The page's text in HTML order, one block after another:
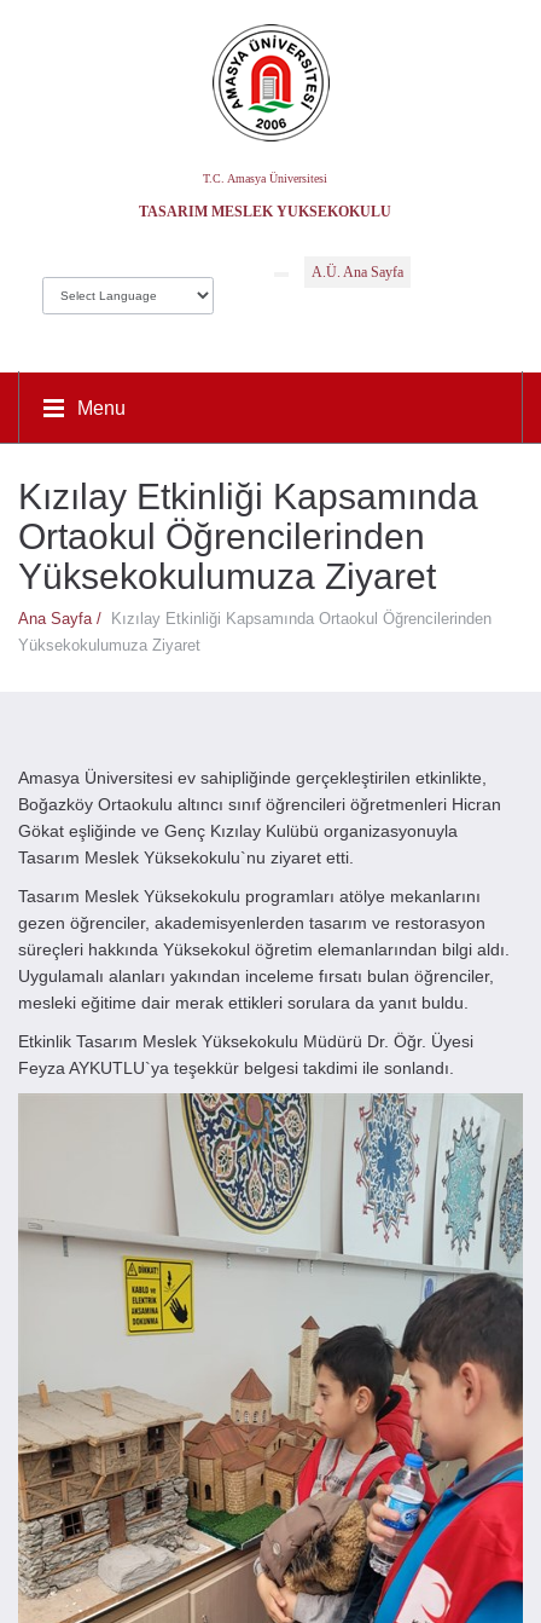
T.C. Amasya Üniversitesi
TASARIM MESLEK YÜKSEKOKULU
A.Ü. Ana Sayfa
Menu
Kızılay Etkinliği Kapsamında
Ortaokul Öğrencilerinden
Yüksekokulumuza Ziyaret
Ana Sayfa /
Kızılay Etkinliği Kapsamında Ortaokul Öğrencilerinden
Yüksekokulumuza Ziyaret
Amasya Üniversitesi ev sahipliğinde gerçekleştirilen etkinlikte,
Boğazköy Ortaokulu altıncı sınıf öğrencileri öğretmenleri Hicran
Gökat eşliğinde ve Genç Kızılay Kulübü organizasyonuyla
Tasarım Meslek Yüksekokulu`nu ziyaret etti.
Tasarım Meslek Yüksekokulu programları atölye mekanlarını
gezen öğrenciler, akademisyenlerden tasarım ve restorasyon
süreçleri hakkında Yüksekokul öğretim elemanlarından bilgi aldı.
Uygulamalı alanları yakından inceleme fırsatı bulan öğrenciler,
mesleki eğitime dair merak ettikleri sorulara da yanıt buldu.
Etkinlik Tasarım Meslek Yüksekokulu Müdürü Dr. Öğr. Üyesi
Feyza AYKUTLU`ya teşekkür belgesi takdimi ile sonlandı.